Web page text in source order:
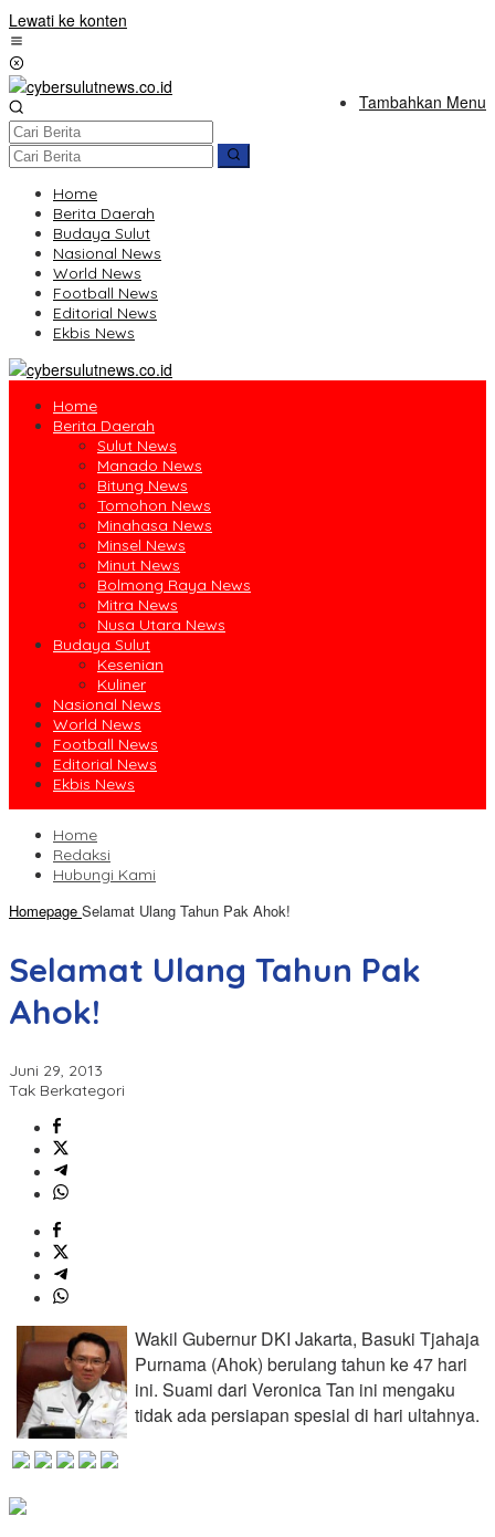
Lewati ke konten
Tambahkan Menu
Home
Berita Daerah
Budaya Sulut
Nasional News
World News
Football News
Editorial News
Ekbis News
Home
Berita Daerah
Sulut News
Manado News
Bitung News
Tomohon News
Minahasa News
Minsel News
Minut News
Bolmong Raya News
Mitra News
Nusa Utara News
Budaya Sulut
Kesenian
Kuliner
Nasional News
World News
Football News
Editorial News
Ekbis News
Home
Redaksi
Hubungi Kami
Homepage Selamat Ulang Tahun Pak Ahok!
Selamat Ulang Tahun Pak
Ahok!
Juni 29, 2013
Tak Berkategori
Wakil Gubernur DKI Jakarta, Basuki Tjahaja
Purnama (Ahok) berulang tahun ke 47 hari
ini. Suami dari Veronica Tan ini mengaku
tidak ada persiapan spesial di hari ultahnya.